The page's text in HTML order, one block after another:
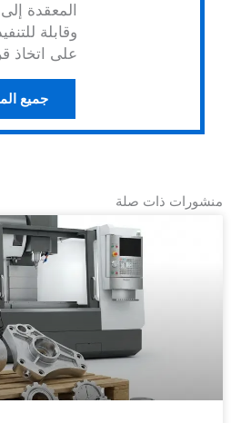
المعقدة
وقابلة
على اتخاذ
جميع
منشورات ذات صلة